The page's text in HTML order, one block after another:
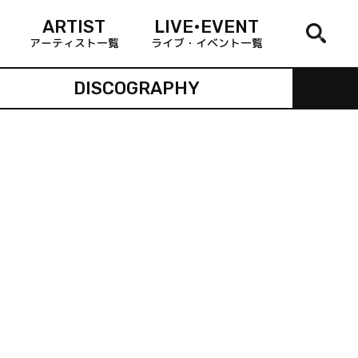
ARTIST
アーティスト一覧
LIVE•EVENT
ライブ・イベント一覧
DISCOGRAPHY